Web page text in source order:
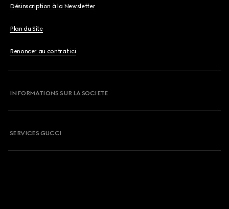
Désinscription à la Newsletter
Plan du Site
Renoncer au contrat ici
INFORMATIONS SUR LA SOCIETE
SERVICES GUCCI